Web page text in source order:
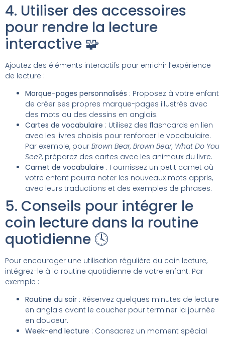
4. Utiliser des accessoires
pour rendre la lecture
interactive 🧩
Ajoutez des éléments interactifs pour enrichir l’expérience
de lecture :
Marque-pages personnalisés : Proposez à votre enfant
de créer ses propres marque-pages illustrés avec
des mots ou des dessins en anglais.
Cartes de vocabulaire : Utilisez des flashcards en lien
avec les livres choisis pour renforcer le vocabulaire.
Par exemple, pour Brown Bear, Brown Bear, What Do You
See?, préparez des cartes avec les animaux du livre.
Carnet de vocabulaire : Fournissez un petit carnet où
votre enfant pourra noter les nouveaux mots appris,
avec leurs traductions et des exemples de phrases.
5. Conseils pour intégrer le
coin lecture dans la routine
quotidienne 🕓
Pour encourager une utilisation régulière du coin lecture,
intégrez-le à la routine quotidienne de votre enfant. Par
exemple :
Routine du soir : Réservez quelques minutes de lecture
en anglais avant le coucher pour terminer la journée
en douceur.
Week-end lecture : Consacrez un moment spécial